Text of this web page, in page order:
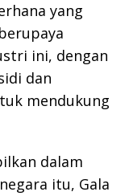
yang
ini, dengan
dan
mendukung
dalam
itu, Gala